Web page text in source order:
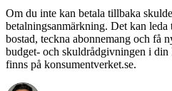
Om du inte kan betala tillbaka
betalningsanmärkning. Det kan
bostad, teckna abonnemang och få
budget- och skuldrådgivningen i
finns på konsumentverket.se.